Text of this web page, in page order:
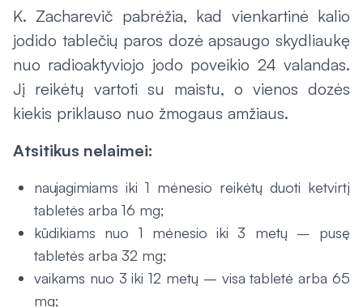
K. Zacharevič pabrėžia, kad vienkartinė kalio
jodido tablečių paros dozė apsaugo skydliaukę
nuo radioaktyviojo jodo poveikio 24 valandas.
Jį reikėtų vartoti su maistu, o vienos dozės
kiekis priklauso nuo žmogaus amžiaus.
Atsitikus nelaimei:
naujagimiams iki 1 mėnesio reikėtų duoti ketvirtį
tabletės arba 16 mg;
kūdikiams nuo 1 mėnesio iki 3 metų – pusę
tabletės arba 32 mg;
vaikams nuo 3 iki 12 metų – visa tabletė arba 65
mg;